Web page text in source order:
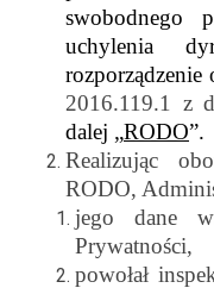
swobodnego
uchylenia
2016.119.1 z
dalej „RODO”.
Realizując
RODO,
jego dane
Prywatności,
powołał